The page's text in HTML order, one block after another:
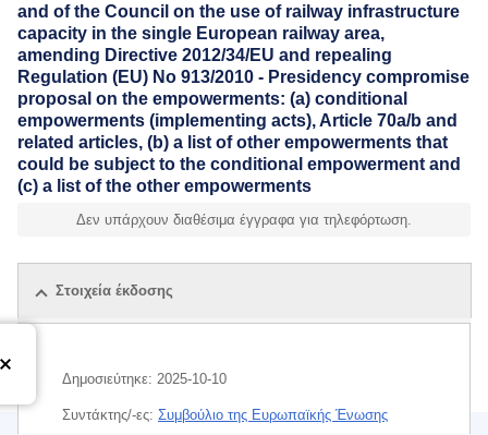
and of the Council on the use of railway infrastructure
capacity in the single European railway area,
amending Directive 2012/34/EU and repealing
Regulation (EU) No 913/2010 - Presidency compromise
proposal on the empowerments: (a) conditional
empowerments (implementing acts), Article 70a/b and
related articles, (b) a list of other empowerments that
could be subject to the conditional empowerment and
(c) a list of the other empowerments
Δεν υπάρχουν διαθέσιμα έγγραφα για τηλεφόρτωση.
Στοιχεία έκδοσης
Δημοσιεύτηκε: 2025-10-10
Συντάκτης/-ες: Συμβούλιο της Ευρωπαϊκής Ένωσης